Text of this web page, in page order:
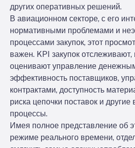
других оперативных решений.
В авиационном секторе, с его
нормативными проблемами и
процессами закупок, этот
важен. KPI закупок
оценивают управление
эффективность поставщиков,
контрактами, доступность
риска цепочки поставок и другие
процессы.
Имея полное представление об
режиме реального времени,